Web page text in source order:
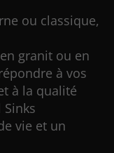
ou classique,
granit ou en
à vos
à la qualité
vie et un